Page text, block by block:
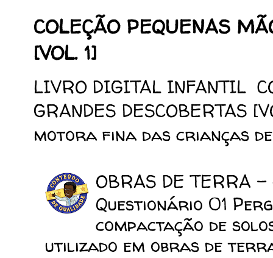
COLEÇÃO PEQUENAS
[VOL. 1]
LIVRO DIGITAL INFANTIL
GRANDES DESCOBERTAS
motora fina das crianças
OBRAS DE TERRA -
Questionário 01
compactação de
utilizado em obras de